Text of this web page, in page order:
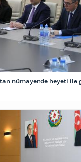
nümayəndə heyəti